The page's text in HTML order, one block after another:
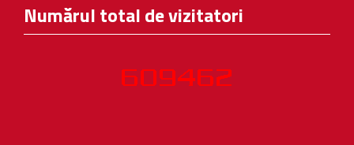
Numărul total de vizitatori